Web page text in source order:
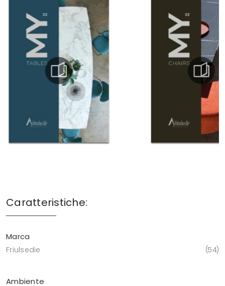
Caratteristiche:
Marca
Friulsedie 54
Ambiente